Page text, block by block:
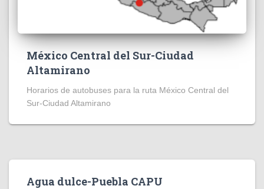
México Central del Sur-Ciudad
Altamirano
Horarios de autobuses para la ruta México Central del
Sur-Ciudad Altamirano
Agua dulce-Puebla CAPU